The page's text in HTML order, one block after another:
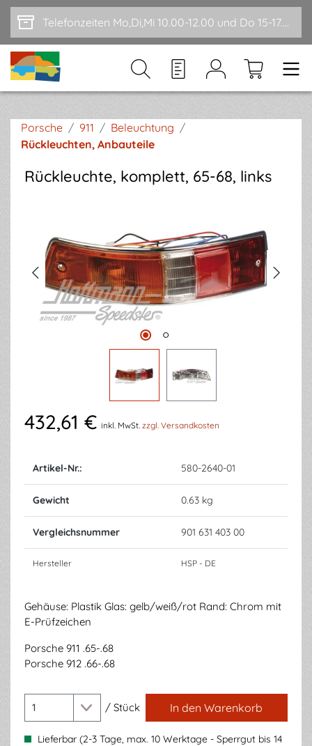
Zum Hauptinhalt springen Telefonzeiten Mo,Di,Mi 10.00-12.00 und Do 15-17.00
Porsche / 911 / Beleuchtung /
Rückleuchten, Anbauteile
Rückleuchte, komplett, 65-68, links
432,61 € inkl. MwSt. zzgl. Versandkosten
Artikel-Nr.: 580-2640-01
Gewicht 0.63 kg
Vergleichsnummer 901 631 403 00
Hersteller HSP - DE
Gehäuse: Plastik Glas: gelb/weiß/rot Rand: Chrom mit
E-Prüfzeichen
Porsche 911 .65-.68
Porsche 912 .66-.68
/ Stück In den Warenkorb
Lieferbar (2-3 Tage, max. 10 Werktage - Sperrgut bis 14